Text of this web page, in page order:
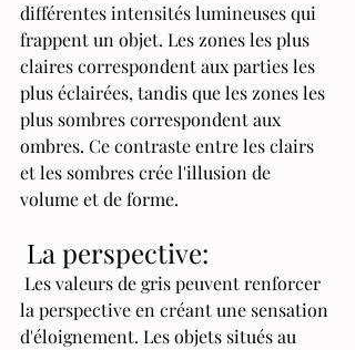
différentes intensités lumineuses qui
frappent un objet. Les zones les plus
claires correspondent aux parties les
plus éclairées, tandis que les zones les
plus sombres correspondent aux
ombres. Ce contraste entre les clairs
et les sombres crée l'illusion de
volume et de forme.
La perspective:
la perspective en créant une sensation
d'éloignement. Les objets situés au